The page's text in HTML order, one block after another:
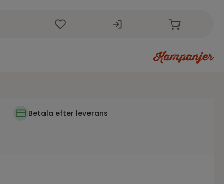
Betala efter leverans